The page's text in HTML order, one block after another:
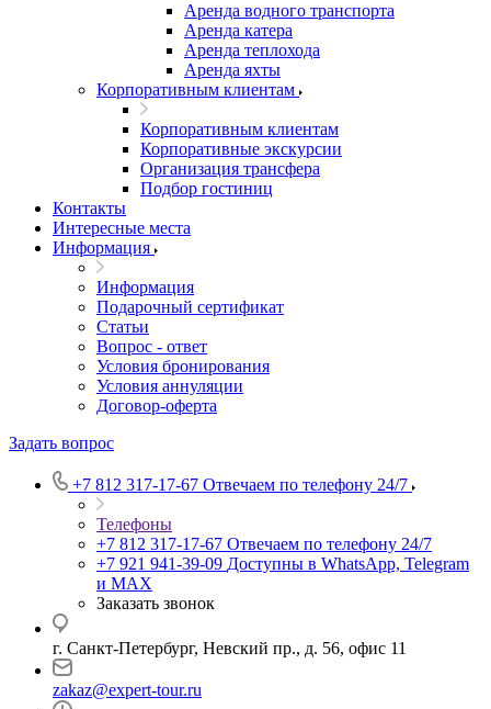
Аренда водного транспорта
Аренда катера
Аренда теплохода
Аренда яхты
Корпоративным клиентам
Корпоративным клиентам
Корпоративные экскурсии
Организация трансфера
Подбор гостиниц
Контакты
Интересные места
Информация
Информация
Подарочный сертификат
Статьи
Вопрос - ответ
Условия бронирования
Условия аннуляции
Договор-оферта
Задать вопрос
+7 812 317-17-67 Отвечаем по телефону 24/7
Телефоны
+7 812 317-17-67 Отвечаем по телефону 24/7
+7 921 941-39-09 Доступны в WhatsApp, Telegram
и MAX
Заказать звонок
г. Санкт-Петербург, Невский пр., д. 56, офис 11
zakaz@expert-tour.ru